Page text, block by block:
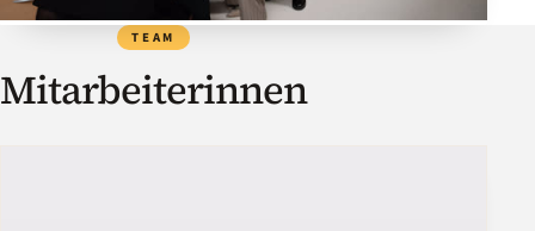
TEAM
Mitarbeiterinnen